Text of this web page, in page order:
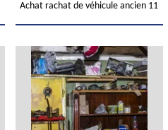
Achat rachat de véhicule ancien 11